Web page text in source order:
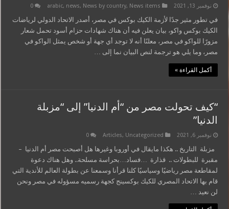
نوفمبر 13, 2021 arabic, news, News by country, News items
0
في تطور مثير جدًا لأزمة الكيك بوكس في مصر، أصدر الاتحاد الدولي لرياضات
الكيك بوكس واكو، بيان يعلن فيه أن هناك شهادات حزام أسود تحمل شعار
مزورًا للواكو في مصر، معلنًا أنه لا توجد أي جهة أو شخص يمثل الواكو في
مصر، وما يلي هو ترجمة لنص البيان نما إلى …
أكمل القراءة »
“كيف تحولت مصر من “أم الدنيا” إلى “مزبلة
الدنيا”
نوفمبر 6, 2021 Articles, Uncategorized
0
مزبلة التاريخ .. هكذا مايقال في أوروبا وغيرها هل أصبحت مصر أم الدنيا –
مقبرة للبطولات .. قذارة …فساد…بحراسة مسلحة.. وهل هناك دعوة
لمقاطعة مصر رياضيًا وسياسيًا كلنا قرأنا وسمعنا عن بطولة العالم للأندية التي
قام بها الاتحاد المصري للكيك بوكسينج كجهة رسميه مسؤوله في مصر ونحن
لن نعيد …